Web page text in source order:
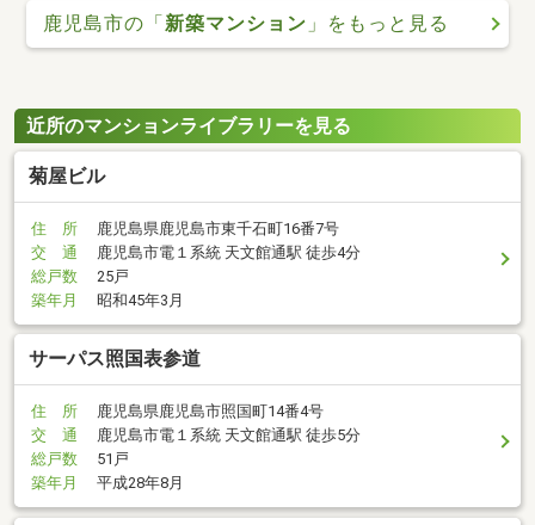
鹿児島市の「新築マンション 」をもっと見る
近所のマンションライブラリーを見る
菊屋ビル
住 所
鹿児島県鹿児島市東千石町16番7号
交 通
鹿児島市電１系統 天文館通駅 徒歩4分
総戸数
25戸
築年月
昭和45年3月
サーパス照国表参道
住 所
鹿児島県鹿児島市照国町14番4号
交 通
鹿児島市電１系統 天文館通駅 徒歩5分
総戸数
51戸
築年月
平成28年8月